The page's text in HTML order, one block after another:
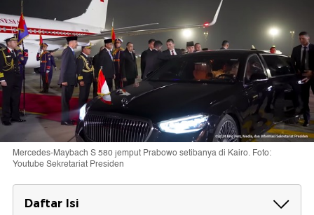
Mercedes-Maybach S 580 jemput Prabowo setibanya di Kairo. Foto:
Youtube Sekretariat Presiden
Daftar Isi